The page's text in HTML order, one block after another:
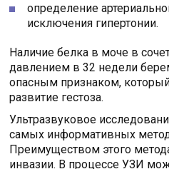
определение
исключения гипертонии.
Наличие белка в моче в
давлением в 32 недели
опасным признаком,
развитие гестоза.
Ультразвуковое
самых информативных
Преимуществом этого
инвазии. В процессе УЗИ